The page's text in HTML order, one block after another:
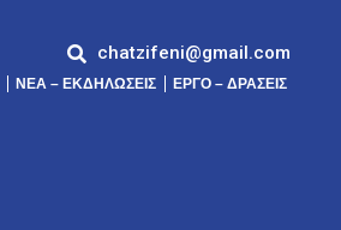
chatzifeni@gmail.com
ΝΕΑ – ΕΚΔΗΛΩΣΕΙΣ ΕΡΓΟ – ΔΡΑΣΕΙΣ